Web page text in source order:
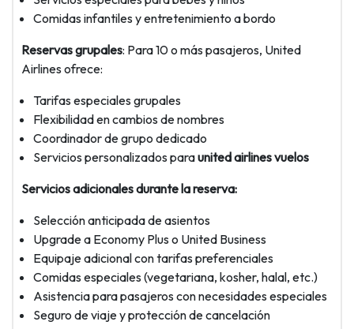
Comidas infantiles y entretenimiento a bordo
Reservas grupales: Para 10 o más pasajeros, United
Airlines ofrece:
Tarifas especiales grupales
Flexibilidad en cambios de nombres
Coordinador de grupo dedicado
Servicios personalizados paraunited airlines vuelos
Servicios adicionales durante la reserva:
Selección anticipada de asientos
Upgrade a Economy Plus o United Business
Equipaje adicional con tarifas preferenciales
Comidas especiales (vegetariana, kosher, halal, etc.)
Asistencia para pasajeros con necesidades especiales
Seguro de viaje y protección de cancelación